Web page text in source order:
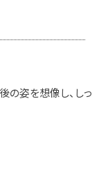
の姿を想像し、しっ